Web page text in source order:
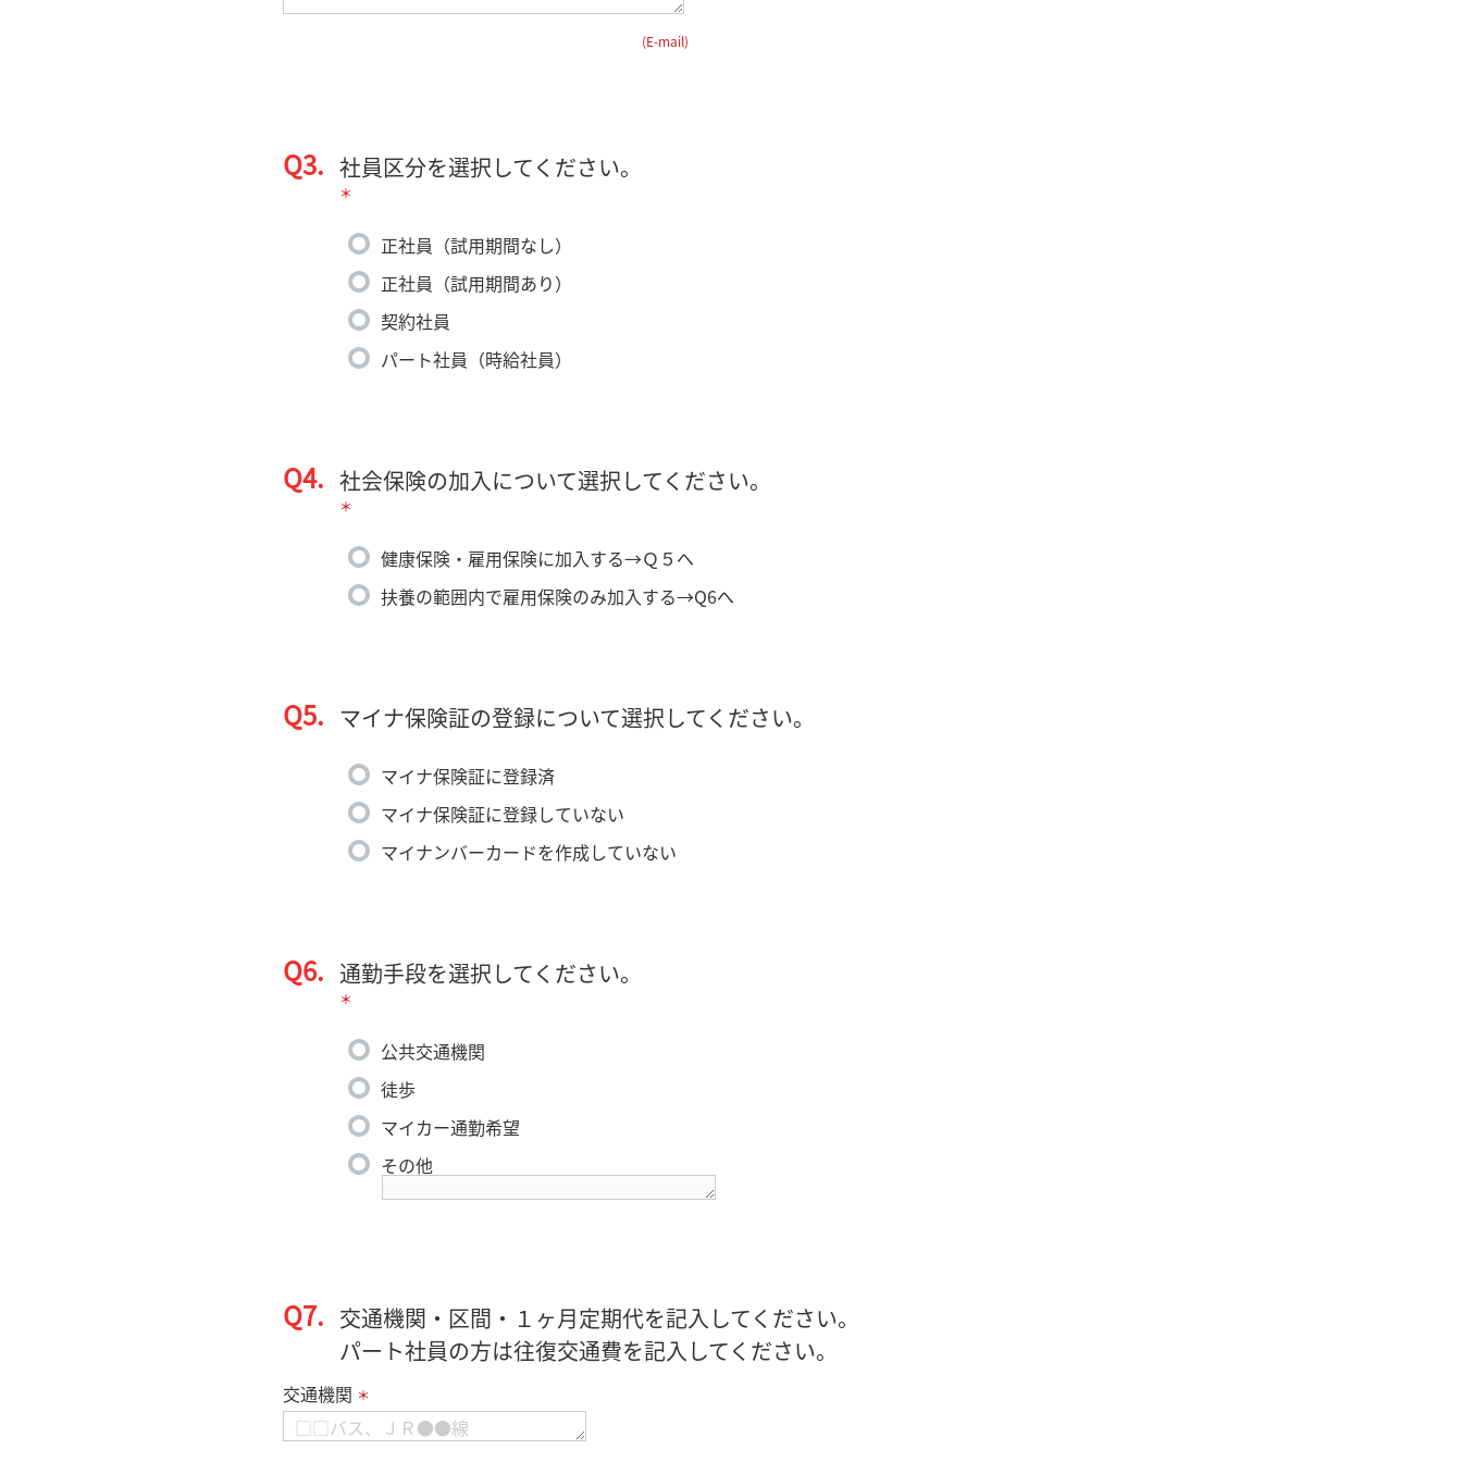
(E-mail)
Q3. 社員区分を選択してください。
＊
正社員（試用期間なし）
正社員（試用期間あり）
契約社員
パート社員（時給社員）
Q4. 社会保険の加入について選択してください。
＊
健康保険・雇用保険に加入する→Ｑ５へ
扶養の範囲内で雇用保険のみ加入する→Q6へ
Q5. マイナ保険証の登録について選択してください。
マイナ保険証に登録済
マイナ保険証に登録していない
マイナンバーカードを作成していない
Q6. 通勤手段を選択してください。
＊
公共交通機関
徒歩
マイカー通勤希望
その他
Q7. 交通機関・区間・１ヶ月定期代を記入してください。
パート社員の方は往復交通費を記入してください。
交通機関 ＊